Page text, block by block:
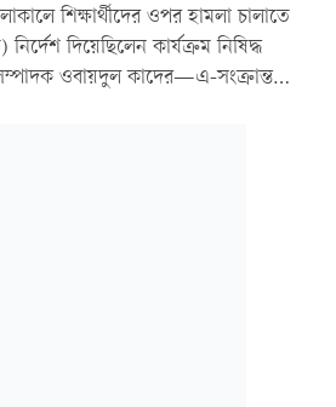
শিক্ষার্থীদের ওপর হামলা চালাতে
দিয়েছিলেন কার্যক্রম নিষিদ্ধ
ওবায়দুল কাদের—এ-সংক্রান্ত